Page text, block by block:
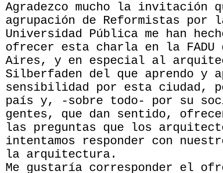
Agradezco mucho la invitación
agrupación de Reformistas por
Universidad Pública me han
ofrecer esta charla en la FADU
Aires, y en especial al
Silberfaden del que aprendo y
sensibilidad por esta ciudad,
país y, -sobre todo- por su
gentes, que dan sentido,
las preguntas que los
intentamos responder con
la arquitectura.
Me gustaría corresponder el